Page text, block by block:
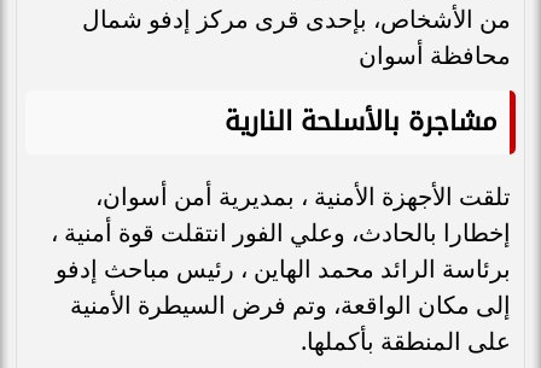
من الأشخاص، بإحدى قرى مركز إدفو شمال
محافظة أسوان
مشاجرة بالأسلحة النارية
تلقت الأجهزة الأمنية ، بمديرية أمن أسوان،
إخطارا بالحادث، وعلي الفور انتقلت قوة أمنية ،
برئاسة الرائد محمد الهاين ، رئيس مباحث إدفو
إلى مكان الواقعة، وتم فرض السيطرة الأمنية
على المنطقة بأكملها.